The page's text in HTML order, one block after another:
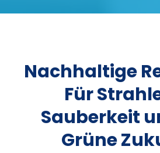
Nachhaltige
Für
Sauberkeit
Grüne